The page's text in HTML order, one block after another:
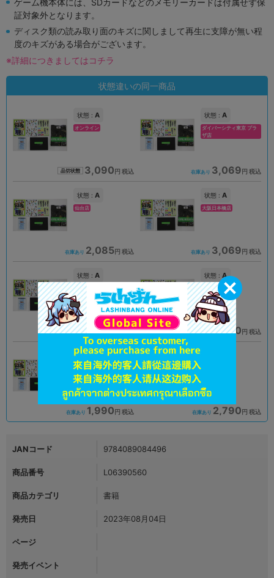
証対象外となります。
ディスク類の読み取り面のキズに関しまして再生に支障が無い程
度のキズがある場合がございます。
※詳細につきましてはコチラ
状態違いの同一商品
状態 : A
オンライン
品切状態 3,090円 税込
状態 : A
ダイバーシティ東京 プラ
ザ店
在庫あり 3,069円 税込
状態 : A
仙台店
在庫あり 2,085円 税込
状態 : A
大阪日本橋店
在庫あり 3,069円 税込
状態 : A
岡山店
在庫あり 1,990円 税込
状態 : A
大阪日本橋店
在庫あり 1,990円 税込
状態 :B
小倉店
在庫あり 1,990円 税込 在庫あり 2,790円 税込
JANコード 9784089084496
商品番号 L06390560
商品カテゴリ 書籍
発売日 2023年08月04日
ページ
発売イベント